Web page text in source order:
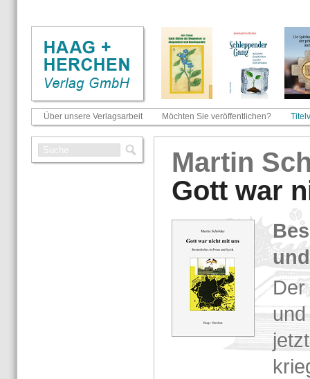
Über unsere Verlagsarbeit Möchten Sie veröffentlichen?
Mar­tin
Gott war